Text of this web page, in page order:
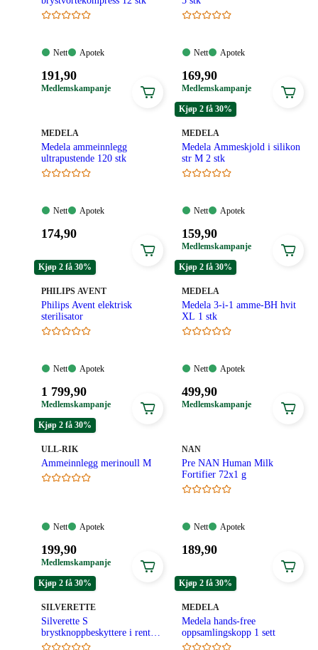
Nett:
Nett
Apotek:
Apotek
Pris:
191,90
191,90
Medlemskampanje
Nett:
Nett
Apotek:
Apotek
Pris:
169,90
kroner.
169,90
Medlemskampanje
MERKE:
MEDELA
Medela ammeinnlegg
ultrapustende 120 stk
Nett:
Nett
Apotek:
Apotek
Pris:
kroner.
174,90
Kjøp 2 få 30%
MERKE:
MEDELA
Medela Ammeskjold i silikon
str M 2 stk
Nett:
Nett
Apotek:
Apotek
Pris:
159,90
kroner.
159,90
Medlemskampanje
Kjøp 2 få 30%
MERKE:
PHILIPS AVENT
Philips Avent elektrisk
sterilisator
Nett:
Nett
Apotek:
Apotek
Pris:
1
799,90
kroner.
1 799,90
Medlemskampanje
Kjøp 2 få 30%
MERKE:
MEDELA
Medela 3-i-1 amme-BH hvit
XL 1 stk
Nett:
Nett
Apotek:
Apotek
Pris:
499,90
499,90
Medlemskampanje
Kjøp 2 få 30%
MERKE:
ULL-RIK
Ammeinnlegg merinoull M
Nett:
Nett
Apotek:
Apotek
Pris:
199,90
kroner.
199,90
Medlemskampanje
MERKE
NAN
Pre NAN Human Milk
Fortifier 72x1 g
Nett:
Nett
Apotek:
Apotek
Pris:
kroner.
189,90
Kjøp 2 få 30%
MERKE:
SILVERETTE
Silverette S
brystknoppbeskyttere i rent
sølv 1 par
Kjøp 2 få 30%
MERKE:
MEDELA
Medela hands-free
oppsamlingskopp 1 sett